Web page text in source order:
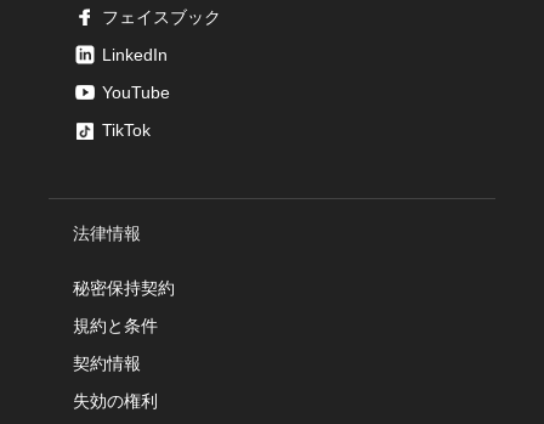
フェイスブック
LinkedIn
YouTube
TikTok
法律情報
秘密保持契約
規約と条件
契約情報
失効の権利